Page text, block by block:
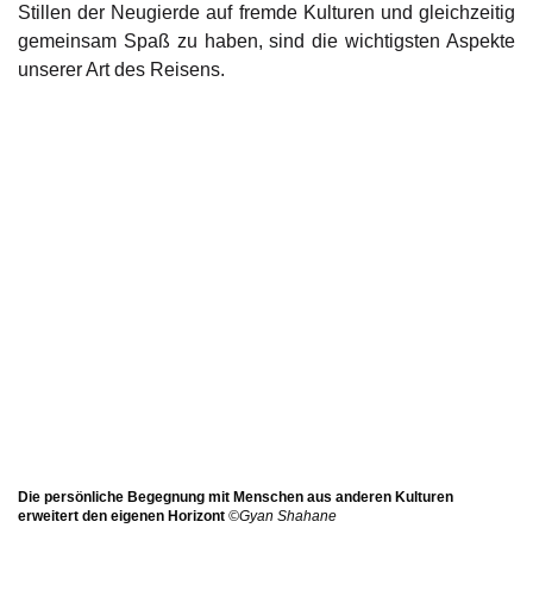
Stillen der Neugierde auf fremde Kulturen und gleichzeitig
gemeinsam Spaß zu haben, sind die wichtigsten Aspekte
unserer Art des Reisens.
Die persönliche Begegnung mit Menschen aus anderen Kulturen
erweitert den eigenen Horizont ©Gyan Shahane